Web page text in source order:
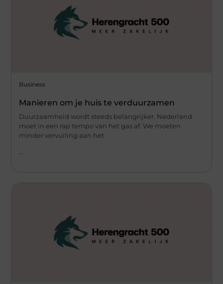
Business
Manieren om je huis te verduurzamen
Duurzaamheid wordt steeds belangrijker. Nederland
moet in een rap tempo van het gas af. We moeten
minder vervuiling aan het